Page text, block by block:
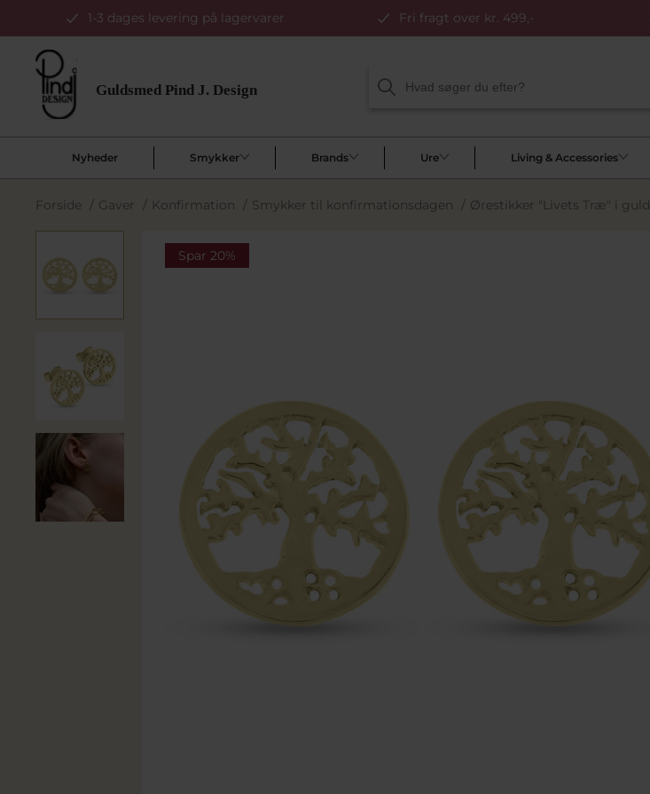
1-3 dages levering på lagervarer Fri fragt over kr. 499,-
Nyheder Smykker Brands Ure Living & Accessories
Forside / Gaver / Konfirmation / Smykker til konfirmationsdagen / Ørestikker "Livets Træ" i guld
Spar 20%